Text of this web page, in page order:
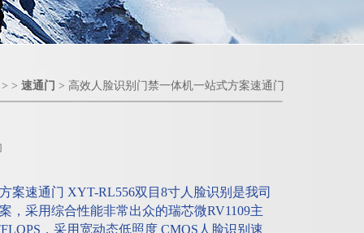
> 速通门 > 高效人脸识别门禁一体机一站式方案速通门
案速通门 XYT-RL556双目8寸人脸识别是我司
，采用综合性能非常出众的瑞芯微RV1109主
，采用宽动态低照度 CMOS人脸识别速